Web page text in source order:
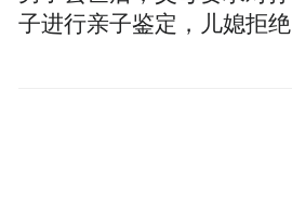
子进行亲子鉴定，儿媳拒绝